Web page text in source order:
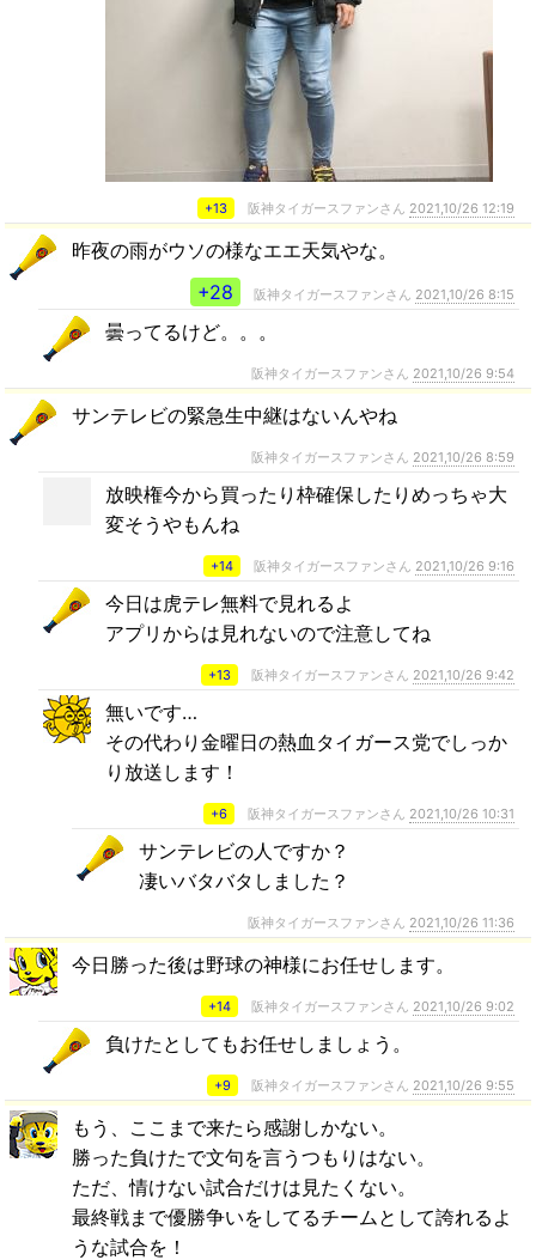
+13 阪神タイガースファンさん 2021,10/26 12:19
昨夜の雨がウソの様なエエ天気やな。
+28
阪神タイガースファンさん 2021,10/26 8:15
曇ってるけど。。。
阪神タイガースファンさん 2021,10/26 9:54
サンテレビの緊急生中継はないんやね
阪神タイガースファンさん 2021,10/26 8:59
放映権今から買ったり枠確保したりめっちゃ大
変そうやもんね
+14 阪神タイガースファンさん 2021,10/26 9:16
今日は虎テレ無料で見れるよ
アプリからは見れないので注意してね
+13 阪神タイガースファンさん 2021,10/26 9:42
無いです…
その代わり金曜日の熱血タイガース党でしっか
り放送します！
+6 阪神タイガースファンさん 2021,10/26 10:31
サンテレビの人ですか？
凄いバタバタしました？
阪神タイガースファンさん 2021,10/26 11:36
今日勝った後は野球の神様にお任せします。
+14 阪神タイガースファンさん 2021,10/26 9:02
負けたとしてもお任せしましょう。
+9 阪神タイガースファンさん 2021,10/26 9:55
もう、ここまで来たら感謝しかない。
勝った負けたで文句を言うつもりはない。
ただ、情けない試合だけは見たくない。
最終戦まで優勝争いをしてるチームとして誇れるよ
うな試合を！